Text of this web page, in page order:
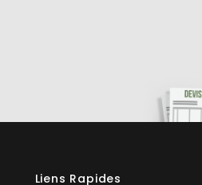
Liens Rapides